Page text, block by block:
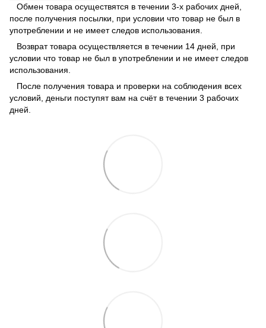
Обмен товара осуществятся в течении 3-х рабочих дней,
после получения посылки, при условии что товар не был в
употреблении и не имеет следов использования.
Возврат товара осуществляется в течении 14 дней, при
условии что товар не был в употреблении и не имеет следов
использования.
После получения товара и проверки на соблюдения всех
условий, деньги поступят вам на счёт в течении 3 рабочих
дней.